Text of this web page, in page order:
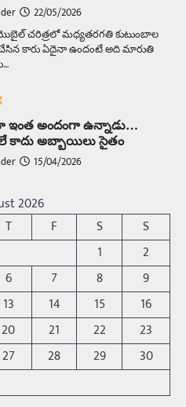
22/05/2026
చరిత్రలో మధ్యతరగతి కుటుంబాల
కారు ఏదైనా ఉందంటే అది మారుతి
ఇంత అందంగా ఉన్నాడు…
అబ్బాయిలు సైతం
15/04/2026
స్పెయిన్‌ అమ్మాయిలు చాలా
నానుడి…
పారిన బీర్లు… ఘాటుతో
నోర్లు
15/04/2026
ఝాన్సీ జిల్లాలో ఒక వింతైన రోడ్డు
ఝాన్సీ–కాన్పూర్ జాతీయ
సంఖ్యలో బీరు…
2026
T F S
S
1
2
6 7 8
9
13 14 15
16
20 21 22
23
27 28 29
30